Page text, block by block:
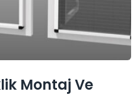
Montaj Ve